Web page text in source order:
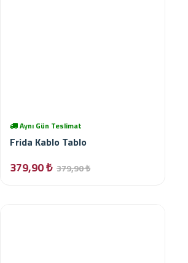
Aynı Gün Teslimat
Frida Kablo Tablo
379,90 ₺ 379,90 ₺